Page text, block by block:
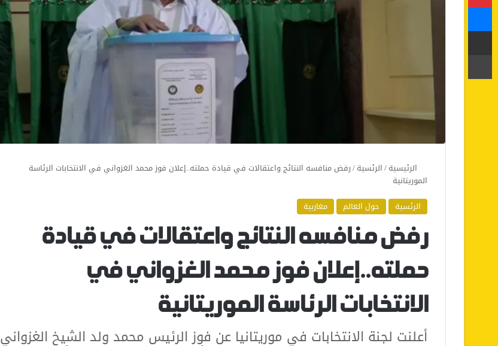
الرئيسية/الرئسية/رفض منافسه النتائج واعتقالات في قيادة حملته..إعلان فوز محمد الغزواني في الانتخابات الرئاسة
الموريتانية
الرئسية
حول العالم مغاربية
رفض منافسه النتائج واعتقالات في قيادة
حملته..إعلان فوز محمد الغزواني في
الانتخابات الرئاسة الموريتانية
أعلنت لجنة الانتخابات في موريتانيا عن فوز الرئيس محمد ولد الشيخ الغزواني